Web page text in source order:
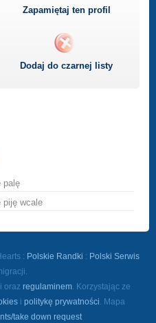
Zapamiętaj ten profil
Dodaj do czarnej listy
palę
piję wcale
: Polskie Randki : Polski Serwis
oraz regulaminem. Korzystając ze
i politykę prywatności. Mapa
take down request